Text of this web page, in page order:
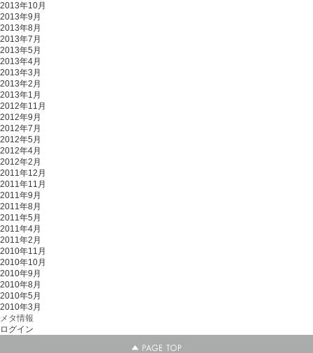
2013年10月
2013年9月
2013年8月
2013年7月
2013年5月
2013年4月
2013年3月
2013年2月
2013年1月
2012年11月
2012年9月
2012年7月
2012年5月
2012年4月
2012年2月
2011年12月
2011年11月
2011年9月
2011年8月
2011年5月
2011年4月
2011年2月
2010年11月
2010年10月
2010年9月
2010年8月
2010年5月
2010年3月
メタ情報
ログイン